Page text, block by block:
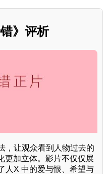
》评析
，让观众看到人物过去的
更加立体。影片不仅仅展
人X 中的爱与恨、希望与